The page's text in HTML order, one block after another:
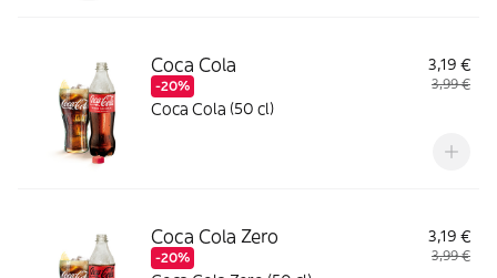
Coca Cola
-20%
3,19 €
3,99 €
Coca Cola (50 cl)
Coca Cola Zero
-20%
3,19 €
3,99 €